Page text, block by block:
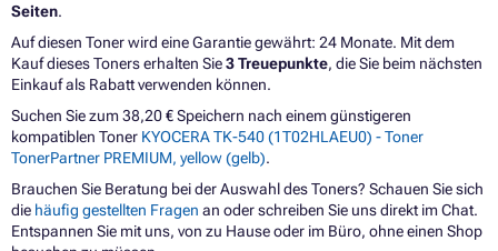
Seiten.
Auf diesen Toner wird eine Garantie gewährt: 24 Monate. Mit dem
Kauf dieses Toners erhalten Sie3 Treuepunkte, die Sie beim nächsten
Einkauf als Rabatt verwenden können.
Suchen Sie zum 38,20 € Speichern nach einem günstigeren
kompatiblen Toner KYOCERA TK-540 (1T02HLAEU0) - Toner
TonerPartner PREMIUM, yellow (gelb).
Brauchen Sie Beratung bei der Auswahl des Toners? Schauen Sie sich
die häufig gestellten Fragen an oder schreiben Sie uns direkt im Chat.
Entspannen Sie mit uns, von zu Hause oder im Büro, ohne einen Shop